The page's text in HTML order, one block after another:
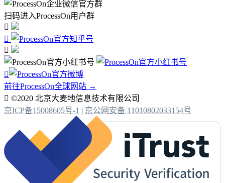
扫码进入ProcessOn用户群




前往ProcessOn全球网站 →
 ©2020 北京大麦地信息技术有限公司
京ICP备15008605号-1 | 京公网安备 11010802033154号